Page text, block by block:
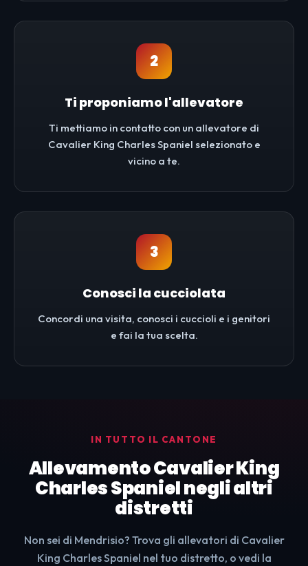
2
Ti proponiamo l'allevatore
Ti mettiamo in contatto con un allevatore di
Cavalier King Charles Spaniel selezionato e
vicino a te.
3
Conosci la cucciolata
Concordi una visita, conosci i cuccioli e i genitori
e fai la tua scelta.
IN TUTTO IL CANTONE
Allevamento Cavalier King
Charles Spaniel negli altri
distretti
Non sei di Mendrisio? Trova gli allevatori di Cavalier
King Charles Spaniel nel tuo distretto, o vedi la